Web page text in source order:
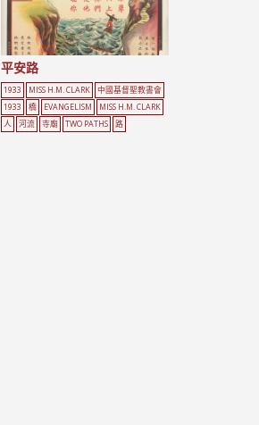
平安路
1933 MISS H.M. CLARK
中國基督聖教書會
1933
橋 EVANGELISM
MISS H.M. CLARK
人
河流 寺廟 TWO PATHS 路